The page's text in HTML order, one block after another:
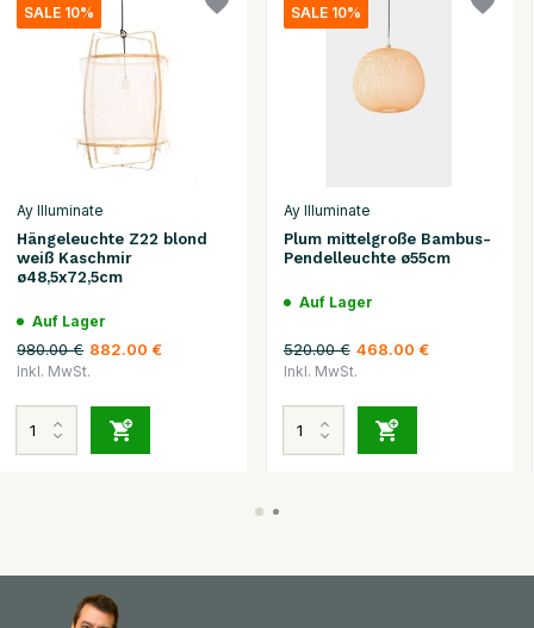
SALE 10%
Ay Illuminate
Hängeleuchte Z22 blond
weiß Kaschmir
ø48,5x72,5cm
Auf Lager
980.00 € 882.00 €
Inkl. MwSt.
SALE 10%
Ay Illuminate
Plum mittelgroße Bambus-
Pendelleuchte ø55cm
Auf Lager
520.00 € 468.00 €
Inkl. MwSt.